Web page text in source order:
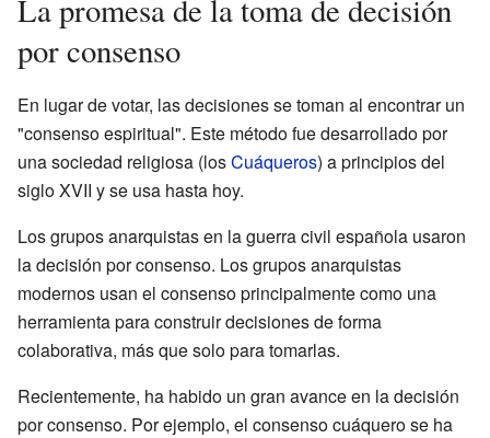
La promesa de la toma de decisión
por consenso
En lugar de votar, las decisiones se toman al encontrar un
"consenso espiritual". Este método fue desarrollado por
una sociedad religiosa (losCuáqueros) a principios del
siglo XVII y se usa hasta hoy.
Los grupos anarquistas en la guerra civil española usaron
la decisión por consenso. Los grupos anarquistas
modernos usan el consenso principalmente como una
herramienta para construir decisiones de forma
colaborativa, más que solo para tomarlas.
Recientemente, ha habido un gran avance en la decisión
por consenso. Por ejemplo, el consenso cuáquero se ha